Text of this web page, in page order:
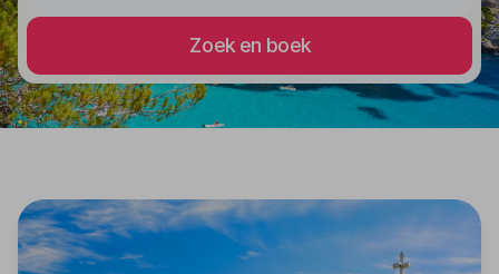
Zoek en boek